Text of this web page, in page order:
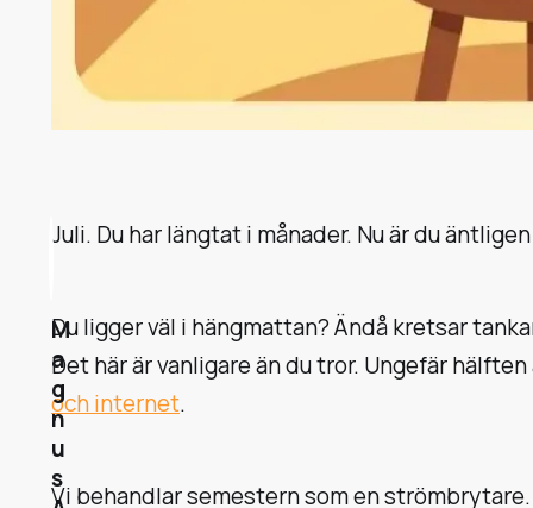
Juli. Du har längtat i månader. Nu är du
Du ligger väl i hängmattan? Ändå kretsar
Det här är vanligare än du tror. Ungefär
och internet.
Vi behandlar semestern som en
M
a
g
n
u
s